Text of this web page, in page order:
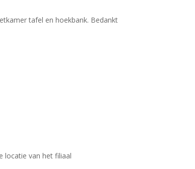
tafel en hoekbank. Bedankt